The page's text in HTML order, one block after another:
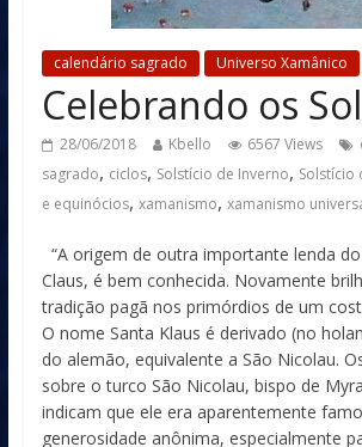
calendário sagrado Universo Xamânico
Celebrando os
28/06/2018 Kbello 6567 Views
sagrado, ciclos, Solstício de Inverno, Solstício
e equinócios, xamanismo, xamanismo
“A origem de outra importante lenda
Claus, é bem conhecida. Novamente
tradição pagã nos primórdios de um
O nome Santa Klaus é derivado (no
do alemão, equivalente a São Nicolau.
sobre o turco São Nicolau, bispo de
indicam que ele era aparentemente
generosidade anônima, especialmente